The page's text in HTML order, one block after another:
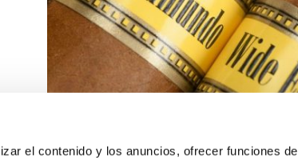
el contenido y los anuncios, ofrecer funciones de